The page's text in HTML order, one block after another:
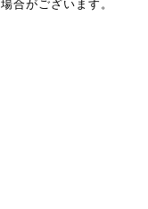
合がございます。